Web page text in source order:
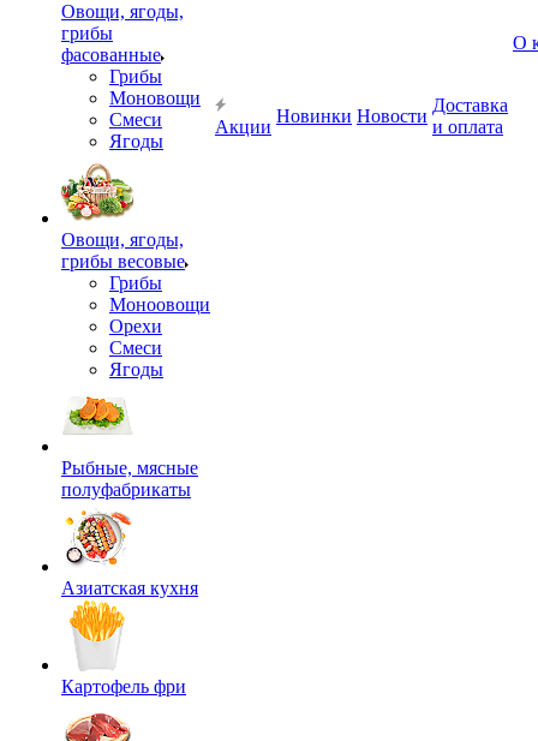
Овощи, ягоды,
грибы
фасованные
Грибы
Моновощи
Смеси
Ягоды
Овощи, ягоды,
грибы весовые
Грибы
Моноовощи
Орехи
Смеси
Ягоды
Рыбные, мясные
полуфабрикаты
Азиатская кухня
Картофель фри
Акции
Новинки Новости
Доставка
и оплата
О